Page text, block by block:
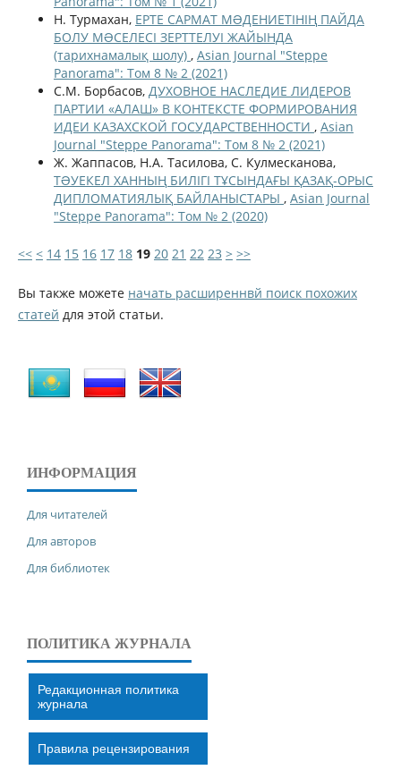
Н. Турмахан, ЕРТЕ САРМАТ МƏДЕНИЕТІНІҢ ПАЙДА
БОЛУ МƏСЕЛЕСІ ЗЕРТТЕЛУІ ЖАЙЫНДА
(тарихнамалық шолу) , Asian Journal "Steppe
Panorama": Том 8 № 2 (2021)
С.М. Борбасов, ДУХОВНОЕ НАСЛЕДИЕ ЛИДЕРОВ
ПАРТИИ «АЛАШ» В КОНТЕКСТЕ ФОРМИРОВАНИЯ
ИДЕИ КАЗАХСКОЙ ГОСУДАРСТВЕННОСТИ , Asian
Journal "Steppe Panorama": Том 8 № 2 (2021)
Ж. Жаппасов, Н.А. Тасилова, С. Кулмесканова,
ТƏУЕКЕЛ ХАННЫҢ БИЛІГІ ТҰСЫНДАҒЫ ҚАЗАҚ-ОРЫС
ДИПЛОМАТИЯЛЫҚ БАЙЛАНЫСТАРЫ , Asian Journal
"Steppe Panorama": Том № 2 (2020)
<< < 14 15 16 17 18 19 20 21 22 23 > >>
Вы также можете начать расширеннвй поиск похожих
статей для этой статьи.
ИНФОРМАЦИЯ
Для читателей
Для авторов
Для библиотек
ПОЛИТИКА ЖУРНАЛА
Редакционная политика
журнала
Правила рецензирования